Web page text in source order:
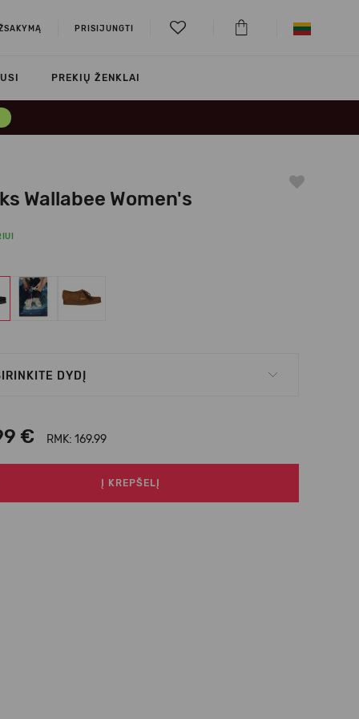
PRISIJUNGTI
PREKIŲ ŽENKLAI
Wallabee Women's
DYDĮ
€ RMK: 169.99
Į KREPŠELĮ